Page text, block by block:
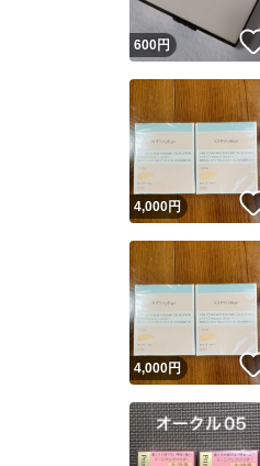
600円
4,000円
4,000円